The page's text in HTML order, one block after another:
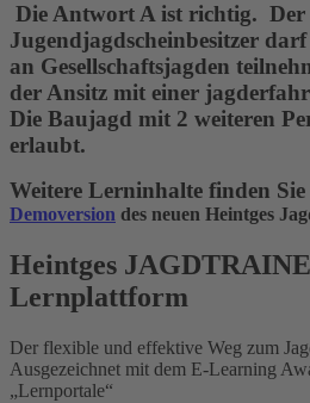
Die Antwort A ist richtig. Der
Jugendjagdscheinbesitzer
an Gesellschaftsjagden
der Ansitz mit einer
Die Baujagd mit 2 weiteren
erlaubt.
Weitere Lerninhalte finden
Demoversion des neuen Heintges
Heintges
Lernplattform
Der flexible und effektive Weg zum
Ausgezeichnet mit dem E-Learning
„Lernportale“